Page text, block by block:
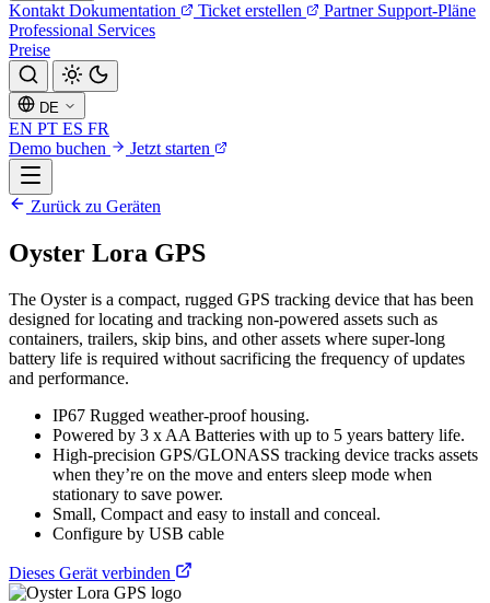
Kontakt Dokumentation Ticket erstellen Partner Support-Pläne
Professional Services
Preise
DE
EN PT ES FR
Demo buchen
Jetzt starten
Zurück zu Geräten
Oyster Lora GPS
The Oyster is a compact, rugged GPS tracking device that has been
designed for locating and tracking non-powered assets such as
containers, trailers, skip bins, and other assets where super-long
battery life is required without sacrificing the frequency of updates
and performance.
IP67 Rugged weather-proof housing.
Powered by 3 x AA Batteries with up to 5 years battery life.
High-precision GPS/GLONASS tracking device tracks assets
when they’re on the move and enters sleep mode when
stationary to save power.
Small, Compact and easy to install and conceal.
Configure by USB cable
Dieses Gerät verbinden